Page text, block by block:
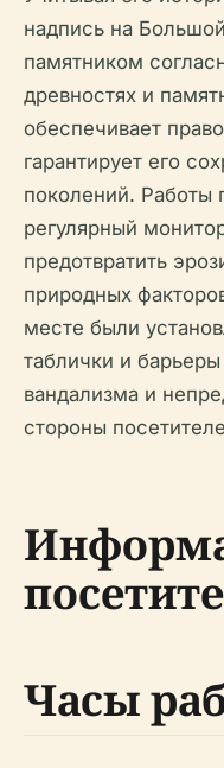
надпись на
памятником
древностях и
обеспечивает
гарантирует его
поколений.
регулярный
предотвратить
природных
месте были
таблички и
вандализма и
стороны
Часы